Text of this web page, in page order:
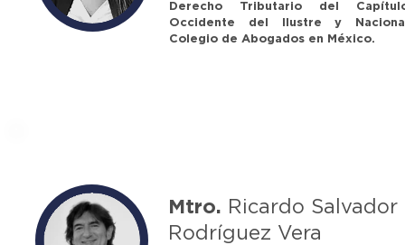
Derecho Tributario del
Occidente del Ilustre y
Colegio de Abogados en México.
Mtro. Ricardo Salvador
Rodríguez Vera